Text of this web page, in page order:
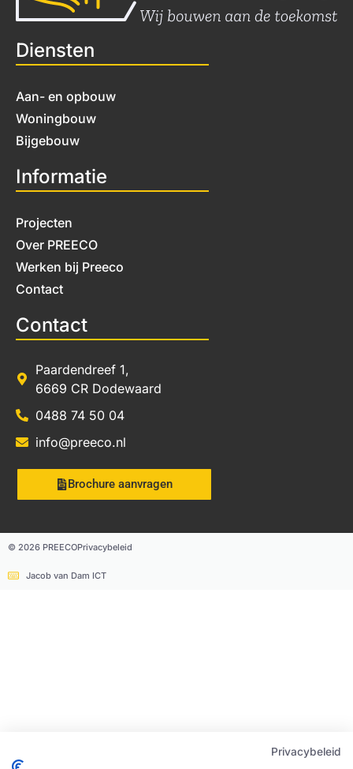
Diensten
Aan- en opbouw
Woningbouw
Bijgebouw
Informatie
Projecten
Over PREECO
Werken bij Preeco
Contact
Contact
Paardendreef 1,
6669 CR Dodewaard
0488 74 50 04
info@preeco.nl
Brochure aanvragen
© 2026 PREECOPrivacybeleid
Jacob van Dam ICT
Privacybeleid